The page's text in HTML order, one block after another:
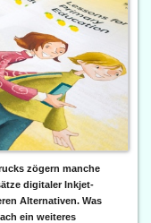
zögern manche
digitaler Inkjet-
Alternativen. Was
ein weiteres